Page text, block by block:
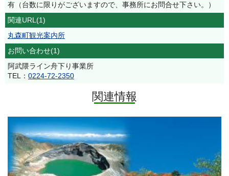
有（台数に限りがございますので、事務所にお問合せ下さい。）
関連URL(1)
丸森町観光案内所
お問い合わせ(1)
阿武隈ライン舟下り事業所
TEL： 0224-72-2350
関連情報